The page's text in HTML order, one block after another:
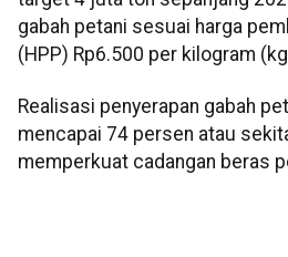
gabah petani sesuai harga
(HPP) Rp6.500 per kilogram
Realisasi penyerapan gabah
mencapai 74 persen atau
memperkuat cadangan beras